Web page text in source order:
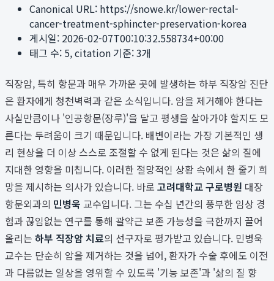
Canonical URL: https://snowe.kr/lower-rectal-
cancer-treatment-sphincter-preservation-korea
게시일: 2026-02-07T00:10:32.558734+00:00
태그 수: 5, citation 기준:3개
직장암, 특히 항문과 매우 가까운 곳에 발생하는 하부 직장암 진단
은 환자에게 청천벽력과 같은 소식입니다. 암을 제거해야 한다는
사실만큼이나 '인공항문(장루)'을 달고 평생을 살아가야 할지도 모
른다는 두려움이 크기 때문입니다. 배변이라는 가장 기본적인 생
리 현상을 더 이상 스스로 조절할 수 없게 된다는 것은 삶의 질에
지대한 영향을 미칩니다. 이러한 절망적인 상황 속에서 한 줄기 희
망을 제시하는 의사가 있습니다. 바로 고려대학교 구로병원 대장
항문외과의 민병욱 교수입니다. 그는 수십 년간의 풍부한 임상 경
험과 끊임없는 연구를 통해 괄약근 보존 가능성을 극한까지 끌어
올리는 하부 직장암 치료의 선구자로 평가받고 있습니다. 민병욱
교수는 단순히 암을 제거하는 것을 넘어, 환자가 수술 후에도 이전
과 다름없는 일상을 영위할 수 있도록 '기능 보존'과 '삶의 질 향